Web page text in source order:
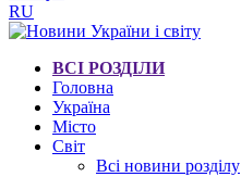
RU
ВСІ РОЗДІЛИ
Головна
Україна
Місто
Світ
Всі новини розділу